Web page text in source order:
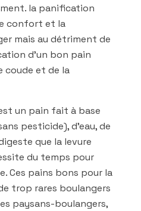
la panification
confort et la
mais au détriment de
d’un bon pain
coude et de la
un pain fait à base
pesticide), d’eau, de
que la levure
du temps pour
Ces pains bons pour la
trop rares boulangers
paysans-boulangers,